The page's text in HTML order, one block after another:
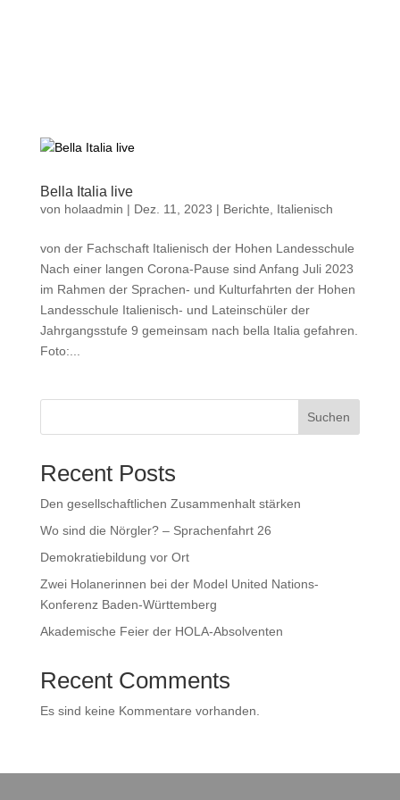
Bella Italia live
von holaadmin | Dez. 11, 2023 | Berichte Italienisch
von der Fachschaft Italienisch der Hohen Landesschule
Nach einer langen Corona-Pause sind Anfang Juli 2023
im Rahmen der Sprachen- und Kulturfahrten der Hohen
Landesschule Italienisch- und Lateinschüler der
Jahrgangsstufe 9 gemeinsam nach bella Italia gefahren.
Foto:...
Suchen
Recent Posts
Den gesellschaftlichen Zusammenhalt stärken
Wo sind die Nörgler? – Sprachenfahrt 26
Demokratiebildung vor Ort
Zwei Holanerinnen bei der Model United Nations-
Konferenz Baden-Württemberg
Akademische Feier der HOLA-Absolventen
Recent Comments
Es sind keine Kommentare vorhanden.